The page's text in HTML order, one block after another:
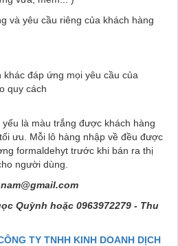
và yêu cầu riêng của khách hàng
đáp ứng mọi yêu cầu của
quy cách
là màu trắng được khách hàng
ưu. Mỗi lô hàng nhập về đều được
formaldehyt trước khi bán ra thị
người dùng.
Quỳnh hoặc 0963972279 - Thu
TY TNHH KINH DOANH DỊCH